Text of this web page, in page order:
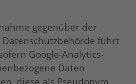
gegenüber der
führt
Google-Analytics-
Daten
diese als Pseudonym